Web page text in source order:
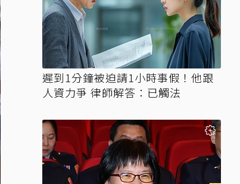
遲到1分鐘被迫請1小時事假！他跟
人資力爭 律師解答：已觸法